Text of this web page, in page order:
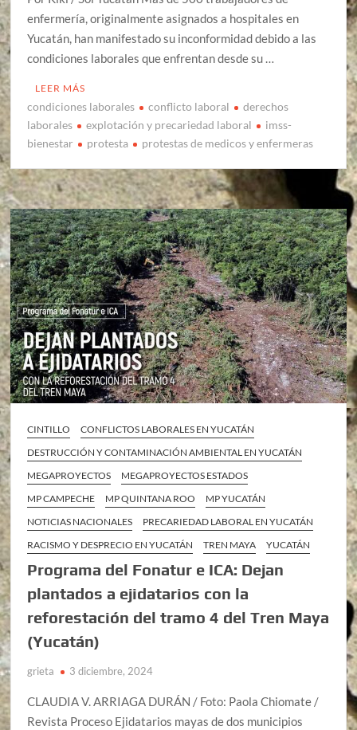
enfermería, originalmente asignados a hospitales en
Yucatán, han manifestado su inconformidad debido a las
condiciones laborales que enfrentan desde su …
LEER MÁS
condiciones laborales conflicto laboral
derechos
laborales
explotación y precariedad laboral
imss-
bienestar
protesta protestas de medicos y enfermeras
CINTILLO
CONFLICTOS LABORALES EN YUCATÁN
DESTRUCCIÓN Y CONTAMINACIÓN AMBIENTAL EN YUCATÁN
MEGAPROYECTOS
MEGAPROYECTOS ESTADOS
MP CAMPECHE
MP QUINTANA ROO
MP YUCATÁN
NOTICIAS NACIONALES
PRECARIEDAD LABORAL EN YUCATÁN
RACISMO Y DESPRECIO EN YUCATÁN
TREN MAYA YUCATÁN
Programa del Fonatur e ICA: Dejan
plantados a ejidatarios con la
reforestación del tramo 4 del Tren Maya
(Yucatán)
grieta 3 diciembre, 2024
CLAUDIA V. ARRIAGA DURÁN / Foto: Paola Chiomate /
Revista Proceso Ejidatarios mayas de dos municipios